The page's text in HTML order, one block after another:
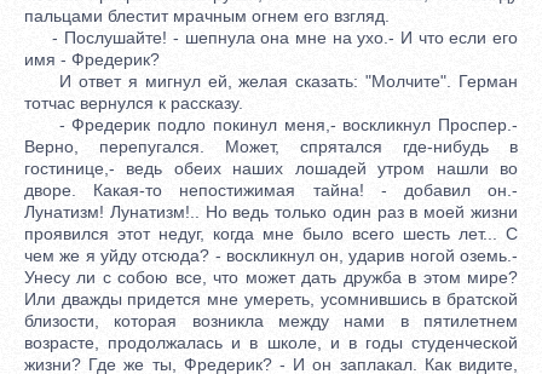
пальцами блестит мрачным огнем его взгляд.
- Послушайте! - шепнула она мне на ухо.- И что если его
имя - Фредерик?
И ответ я мигнул ей, желая сказать: "Молчите". Герман
тотчас вернулся к рассказу.
- Фредерик подло покинул меня,- воскликнул Проспер.-
Верно, перепугался. Может, спрятался где-нибудь в
гостинице,- ведь обеих наших лошадей утром нашли во
дворе. Какая-то непостижимая тайна! - добавил он.-
Лунатизм! Лунатизм!.. Но ведь только один раз в моей жизни
проявился этот недуг, когда мне было всего шесть лет... С
чем же я уйду отсюда? - воскликнул он, ударив ногой оземь.-
Унесу ли с собою все, что может дать дружба в этом мире?
Или дважды придется мне умереть, усомнившись в братской
близости, которая возникла между нами в пятилетнем
возрасте, продолжалась и в школе, и в годы студенческой
жизни? Где же ты, Фредерик? - И он заплакал. Как видите,